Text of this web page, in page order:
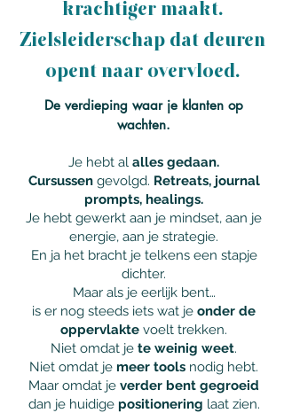
krachtiger maakt.
Zielsleiderschap dat deuren
opent naar overvloed.
De verdieping waar je klanten op
wachten.
Je hebt al alles gedaan.
Cursussengevolgd. Retreats, journal
prompts, healings.
Je hebt gewerkt aan je mindset, aan je
energie, aan je strategie.
En ja het bracht je telkens een stapje
dichter.
Maar als je eerlijk bent…
is er nog steeds iets wat je onder de
oppervlakte voelt trekken.
Niet omdat je te weinig weet.
Niet omdat je meer tools nodig hebt.
Maar omdat je verder bent gegroeid
dan je huidige positionering laat zien.